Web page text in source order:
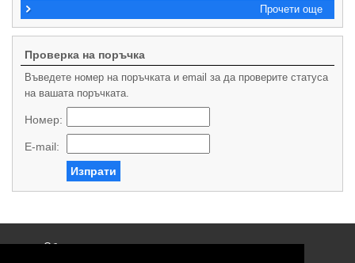
Прочети още
Проверка на поръчка
Въведете номер на поръчката и email за да проверите статуса
на вашата поръчката.
Номер:
E-mail:
Изпрати
Общи условия